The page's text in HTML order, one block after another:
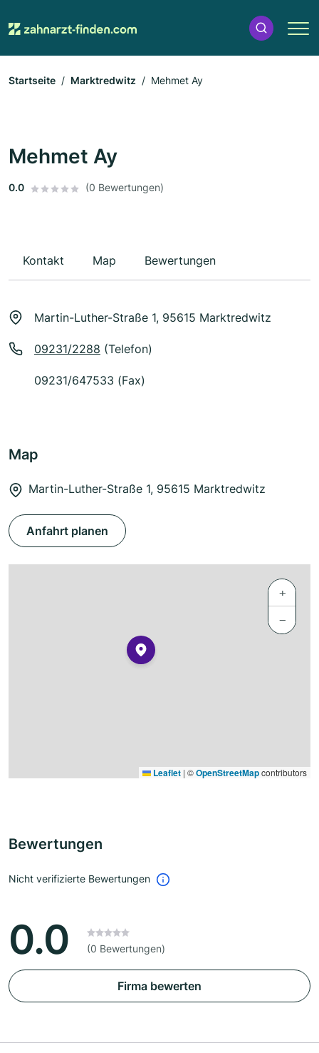
Startseite Marktredwitz Mehmet Ay
Mehmet Ay
0.0 (0 Bewertungen)
Kontakt Map Bewertungen
Martin-Luther-Straße 1, 95615 Marktredwitz
09231/2288 (Telefon)
09231/647533 (Fax)
Map
Martin-Luther-Straße 1, 95615 Marktredwitz
Anfahrt planen
+
−
Leaflet | ©OpenStreetMapcontributors
Bewertungen
Nicht verifizierte Bewertungen
0.0 (0 Bewertungen)
Firma bewerten